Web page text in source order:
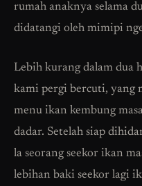
rumah anaknya selama
didatangi oleh mimipi
Lebih kurang dalam dua
kami pergi bercuti, yang
menu ikan kembung
dadar. Setelah siap
la seorang seekor ikan
lebihan baki seekor lagi